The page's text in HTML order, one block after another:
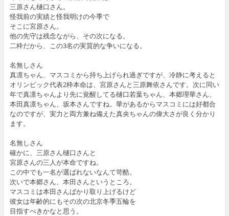
三原さん樋口さん。
怪我前の実績と怪我明けの今季で
そこに宮原さん。
他の先守は残念ながら、その次になる。
二枠だから、この3名の実質的な争いになる。
名無しさん
真凛ちゃん、マスコミから持ち上げられ過ぎですが、冷静に考えると
オリンピック代表2枠本命は、宮原さんと三原舞依さんです。次に同い
年で真凛ちゃんより先に覚醒してる樋口若葉ちゃん、本郷理華さん、
本田真凛ちゃん、坂本さんですね。華があるからマスコミには好都合
なのですが、実力と両方兼ね備えた真央ちゃんの偉大さが良く分かり
ます。
名無しさん
確かに、三原さん樋口さんと
宮原さんの三人が本命ですね。
この中でも一名が選ばれないなんて苛酷。
次いで本郷さん、本田さんというところ。
マスコミは本田さんばかり取り上げるけど
彼女は年齢的にもその次の北京冬季五輪を
目指すべきかなと思う。